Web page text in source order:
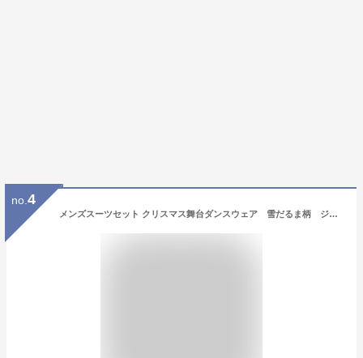
no. 4
メンズスーツセット クリスマス舞台ダンスウェア 雪だるま柄 ジレベスト ロング丈パンツ タキシードジャケット2点/3点セット Christmasコスプレステージ演出服アウター 団体服 発表会 カラオケ パーティー 二次会 年会